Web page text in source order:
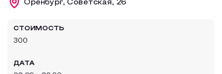
Аттестованные экскурсоводы
Все маршруты
Оренбург, Советская, 26
СТОИМОСТЬ
300
ДАТА